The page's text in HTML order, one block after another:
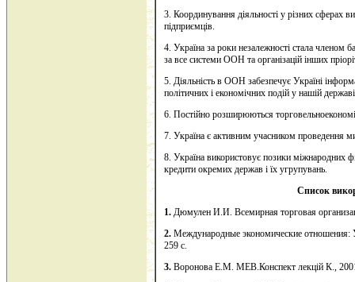
3. Координування діяльності у різних сферах
підприємців.
4. Україна за роки незалежності стала членом
за все системи ООН та організацій інших
5. Діяльність в ООН забезпечує Україні
політичних і економічних подій у нашій
6. Постійно розширюються
7. Україна є активним учасником проведення
8. Україна використовує позики
кредити окремих держав і їх угрупувань.
Список
1. Дюмулен И.И. Всемирная торговая
2. Международные экономические
259 с.
3. Воронова Е.М. МЕВ.Конспект лекцій К.,